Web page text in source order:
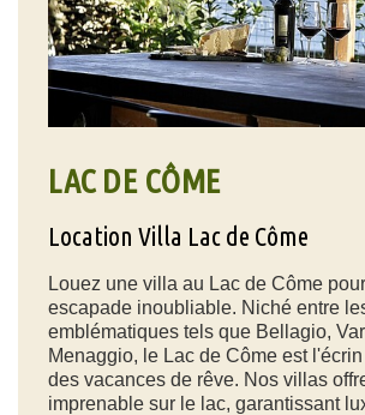
LAC DE CÔME
Location Villa Lac de Côme
Louez une villa au Lac de Côme
escapade inoubliable. Niché entre
emblématiques tels que Bellagio,
Menaggio, le Lac de Côme est
des vacances de rêve. Nos villas
imprenable sur le lac, garantissant